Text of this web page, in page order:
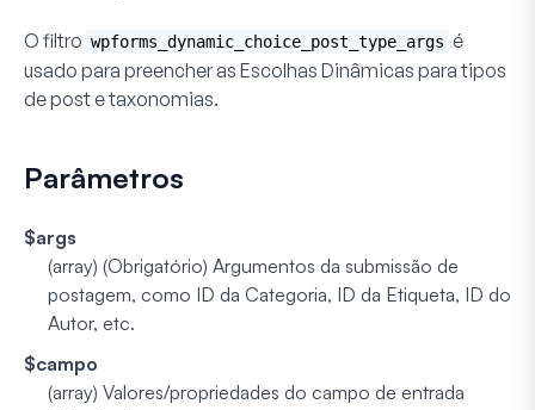
O filtro wpforms_dynamic_choice_post_type_args é
usado para preencher as Escolhas Dinâmicas para tipos
de post e taxonomias.
Parâmetros
$args
(array) (Obrigatório) Argumentos da submissão de
postagem, como ID da Categoria, ID da Etiqueta, ID do
Autor, etc.
$campo
(array) Valores/propriedades do campo de entrada